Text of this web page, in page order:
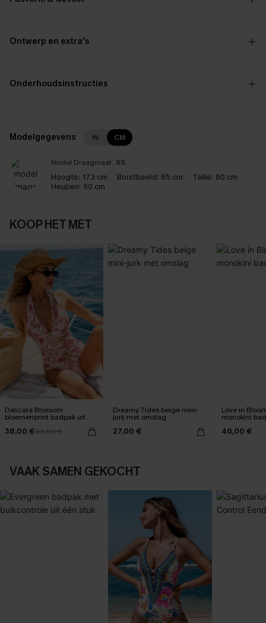
Ontwerp en extra's
Onderhoudsinstructies
Modelgegevens IN CM
Model Draagmaat: XS
Hoogte: 173 cm Borstbeeld: 85 cm Taille: 60 cm
Heupen: 90 cm
KOOP HET MET
Delicate Blossom
bloemenprint badpak uit
38,00 €43,00 €
Dreamy Tides beige mini-
jurk met omslag
27,00 €
Love in
monokini
40,00 €
VAAK SAMEN GEKOCHT